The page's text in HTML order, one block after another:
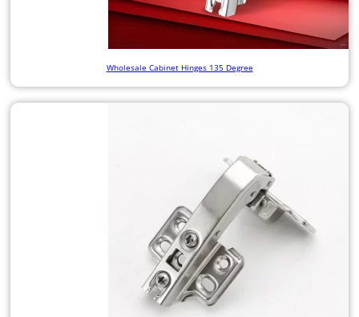
Wholesale Cabinet Hinges 135 Degree